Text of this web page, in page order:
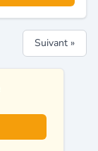
Suivant »